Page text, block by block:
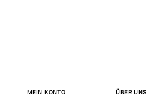
MEIN KONTO ÜBER UNS